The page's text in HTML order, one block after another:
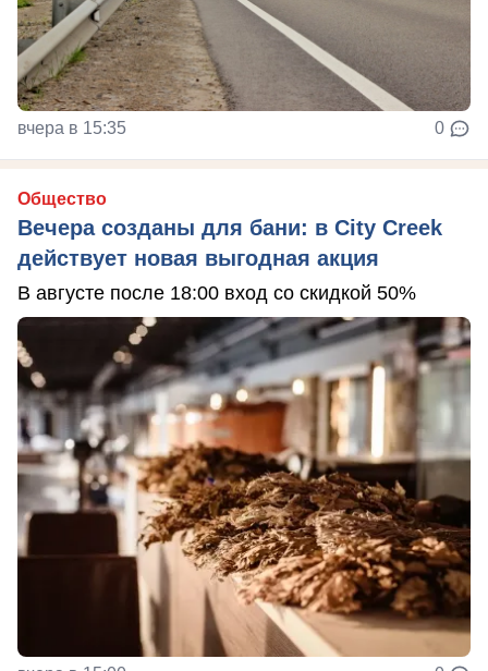
вчера в 15:35 0
Общество
Вечера созданы для бани: в City Creek
действует новая выгодная акция
В августе после 18:00 вход со скидкой 50%